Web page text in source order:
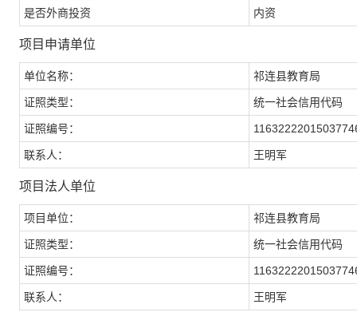
是否外商投资 内资
项目申请单位
单位名称： 祁连县教育局
证照类型： 统一社会信用代码
证照编号：
联系人： 王明军
项目法人单位
项目单位： 祁连县教育局
证照类型： 统一社会信用代码
证照编号：
联系人： 王明军